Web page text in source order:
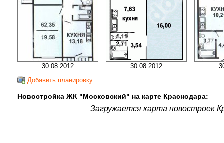
30.08.2012 30.08.2012
Добавить планировку
Новостройка ЖК "Московский" на карте Краснодара:
Загружается карта новостроек